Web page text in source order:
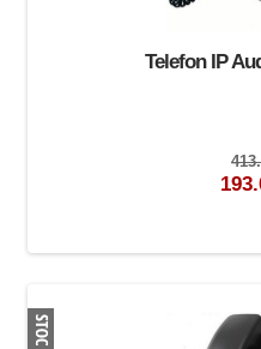
Telefon IP